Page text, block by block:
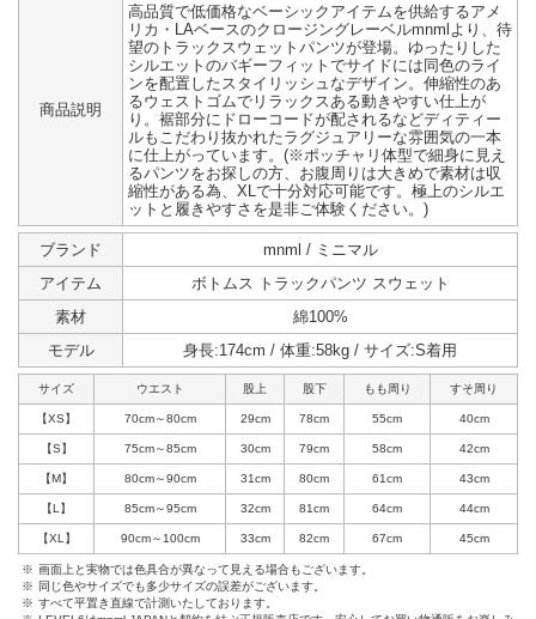
商品説明
高品質で低価格なベーシックアイテムを供給するアメ
リカ・LAベースのクロージングレーベルmnmlより、待
望のトラックスウェットパンツが登場。ゆったりした
シルエットのバギーフィットでサイドには同色のライ
ンを配置したスタイリッシュなデザイン。伸縮性のあ
るウェストゴムでリラックスある動きやすい仕上が
り。裾部分にドローコードが配されるなどディティー
ルもこだわり抜かれたラグジュアリーな雰囲気の一本
に仕上がっています。(※ポッチャリ体型で細身に見え
るパンツをお探しの方、お腹周りは大きめで素材は収
縮性がある為、XLで十分対応可能です。極上のシルエ
ットと履きやすさを是非ご体験ください。)
ブランド
mnml / ミニマル
アイテム
ボトムス トラックパンツ スウェット
素材
綿100%
モデル
身長:174cm / 体重:58kg / サイズ:S着用
サイズ ウエスト 股上 股下 もも周り すそ周り
【XS】 70cm～80cm 29cm 78cm 55cm 40cm
【S】 75cm～85cm 30cm 79cm 58cm 42cm
【M】 80cm～90cm 31cm 80cm 61cm 43cm
【L】 85cm～95cm 32cm 81cm 64cm 44cm
【XL】 90cm～100cm 33cm 82cm 67cm 45cm
※ 画面上と実物では色具合が異なって見える場合もございます。
※
同じ色やサイズでも多少サイズの誤差がございます。
※ すべて平置き直線で計測いたしております。